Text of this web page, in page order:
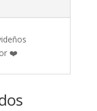
❤️